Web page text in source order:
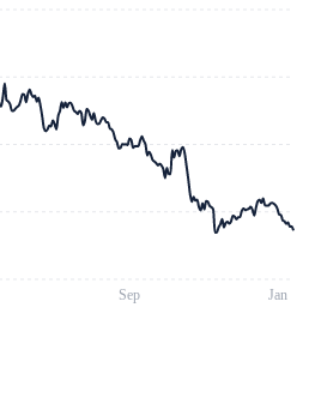
Sep Jan